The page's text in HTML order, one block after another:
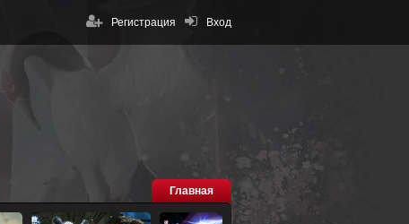
Вход
Регистрация
Главная